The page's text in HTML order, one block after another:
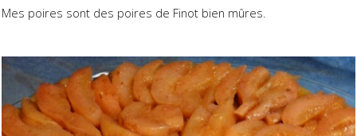
Mes poires sont des poires de Finot bien mûres.